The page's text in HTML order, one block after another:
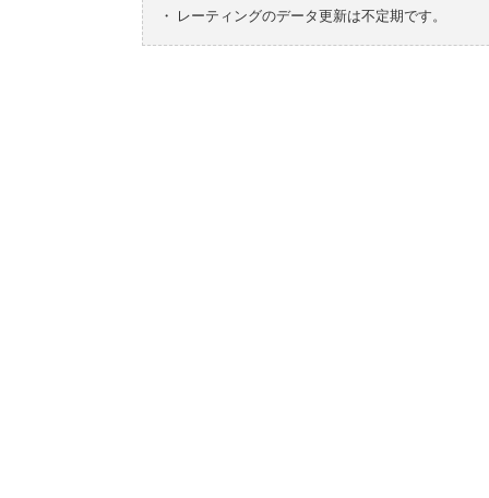
・
レーティングのデータ更新は不定期です。